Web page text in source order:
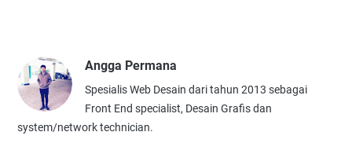
Angga Permana
Spesialis Web Desain dari tahun 2013 sebagai
Front End specialist, Desain Grafis dan
system/network technician.